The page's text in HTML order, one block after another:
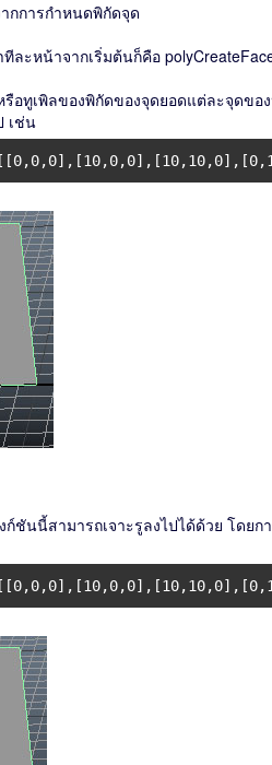
กการกำหนดพิกัดจุด
ะหน้าจากเริ่มต้นก็คือ
อทูเพิลของพิกัดของจุดยอดแต่ละจุดข
เช่น
ชันนี้สามารถเจาะรูลงไปได้ด้วย โดย